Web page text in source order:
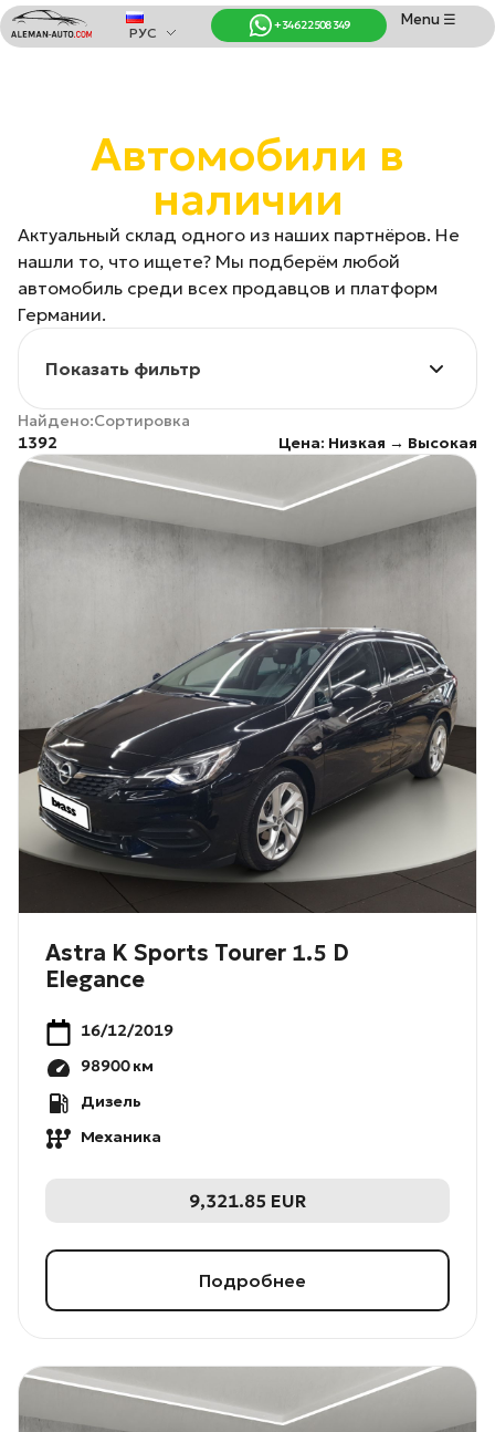
Coches de Alemania
Импорт автомобилей из Германии
Menu ☰
+34 622 508 349
РУС
Автомобили в
наличии
Актуальный склад одного из наших партнёров. Не
нашли то, что ищете? Мы подберём любой
автомобиль среди всех продавцов и платформ
Германии.
Найдено:
1392
Сортировка
Astra K Sports Tourer 1.5 D
Elegance
16/12/2019
98900км
Дизель
Механика
9,321.85 EUR
Подробнее
фильтр